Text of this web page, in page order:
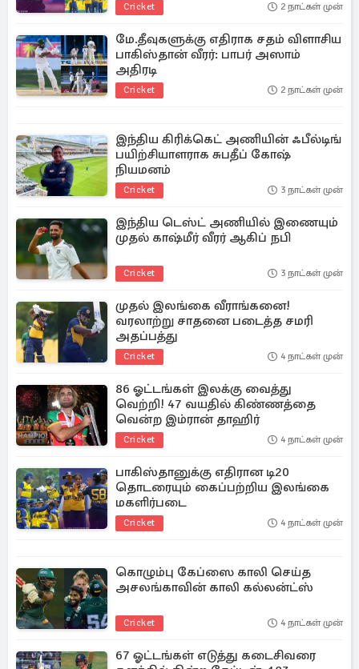
Cricket 2 நாட்கள் முன்
மே.தீவுகளுக்கு எதிராக சதம் விளாசிய
பாகிஸ்தான் வீரர்: பாபர் அஸாம்
அதிரடி
Cricket 2 நாட்கள் முன்
இந்திய கிரிக்கெட் அணியின் ஃபீல்டிங்
பயிற்சியாளராக சுபதீப் கோஷ்
நியமனம்
Cricket 3 நாட்கள் முன்
இந்திய டெஸ்ட் அணியில் இணையும்
முதல் காஷ்மீர் வீரர் ஆகிப் நபி
Cricket 3 நாட்கள் முன்
முதல் இலங்கை வீராங்கனை!
வரலாற்று சாதனை படைத்த சமரி
அதப்பத்து
Cricket 4 நாட்கள் முன்
86 ஓட்டங்கள் இலக்கு வைத்து
வெற்றி! 47 வயதில் கிண்ணத்தை
வென்ற இம்ரான் தாஹிர்
Cricket 4 நாட்கள் முன்
பாகிஸ்தானுக்கு எதிரான டி20
தொடரையும் கைப்பற்றிய இலங்கை
மகளிர்படை
Cricket 4 நாட்கள் முன்
கொழும்பு கேப்ஸை காலி செய்த
அசலங்காவின் காலி கல்லன்ட்ஸ்
Cricket 4 நாட்கள் முன்
67 ஓட்டங்கள் எடுத்து கடைசிவரை